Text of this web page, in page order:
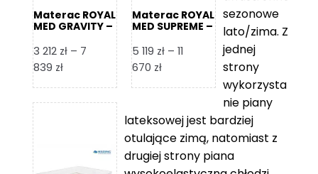
Materac ROYAL
MED GRAVITY –
3 212 zł – 7
839 złZakres
od
Materac ROYAL
MED SUPREME –
5 119 zł – 11
670 złZakres
5
119 zł
do
sezonowe
lato/zima. Z
jednej
strony
wykorzysta
nie piany
lateksowej jest bardziej
otulające zimą, natomiast z
drugiej strony piana